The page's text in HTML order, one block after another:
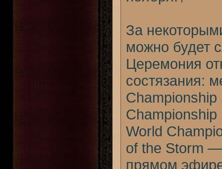
За
можно будет
Церемония
состязания:
World
of the Storm —
прямом